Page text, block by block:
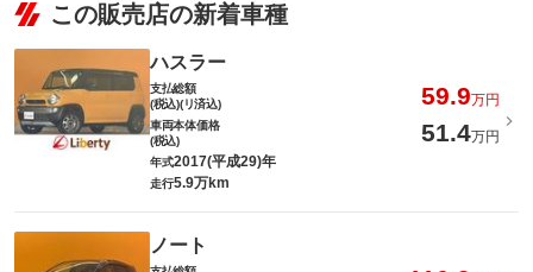
この販売店の新着車種
ハスラー
支払総額
(税込)(リ済込)
59.9万円
車両本体価格
(税込)
51.4万円
年式2017(平成29)年
走行5.9万km
ノート